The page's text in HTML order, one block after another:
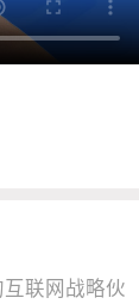
联网战略伙